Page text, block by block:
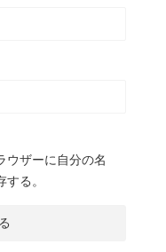
ウザーに自分の名
る。